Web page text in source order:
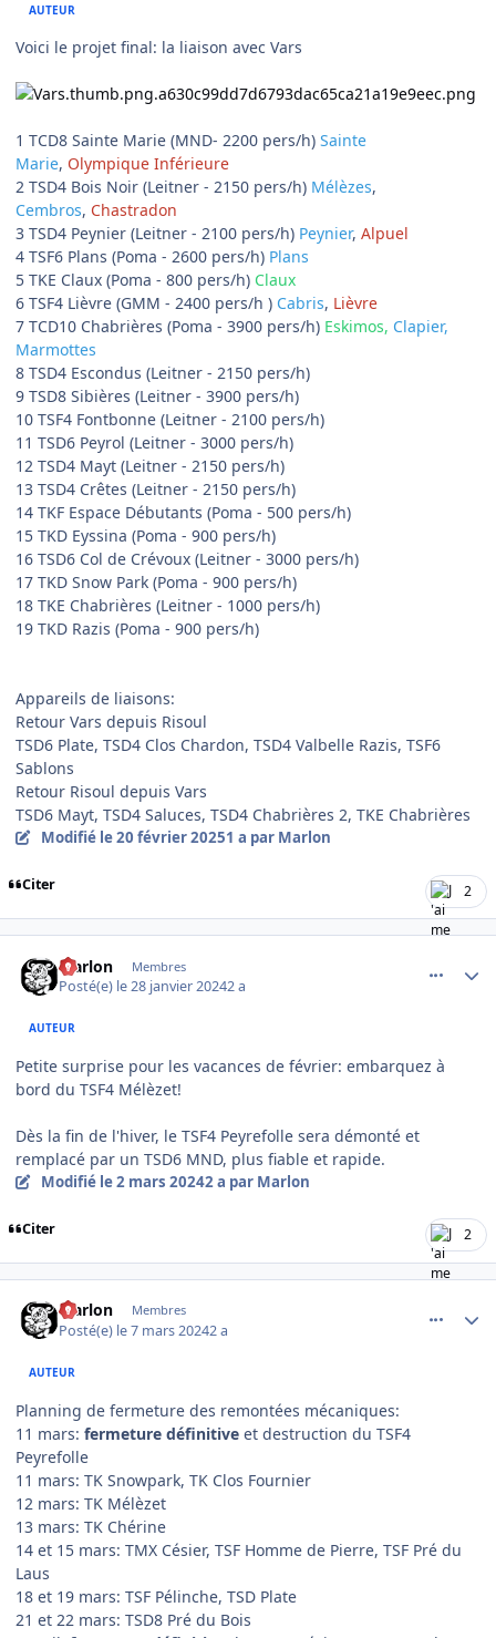
AUTEUR
Voici le projet final: la liaison avec Vars
1 TCD8 Sainte Marie (MND- 2200 pers/h) Sainte
Marie, Olympique Inférieure
2 TSD4 Bois Noir (Leitner - 2150 pers/h) Mélèzes,
Cembros, Chastradon
3 TSD4 Peynier (Leitner - 2100 pers/h) Peynier, Alpuel
4 TSF6 Plans (Poma - 2600 pers/h) Plans
5 TKE Claux (Poma - 800 pers/h) Claux
6 TSF4 Lièvre (GMM - 2400 pers/h ) Cabris, Lièvre
7 TCD10 Chabrières (Poma - 3900 pers/h) Eskimos, Clapier,
Marmottes
8 TSD4 Escondus (Leitner - 2150 pers/h)
9 TSD8 Sibières (Leitner - 3900 pers/h)
10 TSF4 Fontbonne (Leitner - 2100 pers/h)
11 TSD6 Peyrol (Leitner - 3000 pers/h)
12 TSD4 Mayt (Leitner - 2150 pers/h)
13 TSD4 Crêtes (Leitner - 2150 pers/h)
14 TKF Espace Débutants (Poma - 500 pers/h)
15 TKD Eyssina (Poma - 900 pers/h)
16 TSD6 Col de Crévoux (Leitner - 3000 pers/h)
17 TKD Snow Park (Poma - 900 pers/h)
18 TKE Chabrières (Leitner - 1000 pers/h)
19 TKD Razis (Poma - 900 pers/h)
Appareils de liaisons:
Retour Vars depuis Risoul
TSD6 Plate, TSD4 Clos Chardon, TSD4 Valbelle Razis, TSF6
Sablons
Retour Risoul depuis Vars
TSD6 Mayt, TSD4 Saluces, TSD4 Chabrières 2, TKE Chabrières
Modifié le 20 février 20251 a par Marlon
Citer 2
Marlon Membres
Posté(e) le 28 janvier 20242 a
AUTEUR
Petite surprise pour les vacances de février: embarquez à
bord du TSF4 Mélèzet!
Dès la fin de l'hiver, le TSF4 Peyrefolle sera démonté et
remplacé par un TSD6 MND, plus fiable et rapide.
Modifié le 2 mars 20242 a par Marlon
Citer 2
Marlon Membres
Posté(e) le 7 mars 20242 a
AUTEUR
Planning de fermeture des remontées mécaniques:
11 mars: fermeture définitive et destruction du TSF4
Peyrefolle
11 mars: TK Snowpark, TK Clos Fournier
12 mars: TK Mélèzet
13 mars: TK Chérine
14 et 15 mars: TMX Césier, TSF Homme de Pierre, TSF Pré du
Laus
18 et 19 mars: TSF Pélinche, TSD Plate
21 et 22 mars: TSD8 Pré du Bois